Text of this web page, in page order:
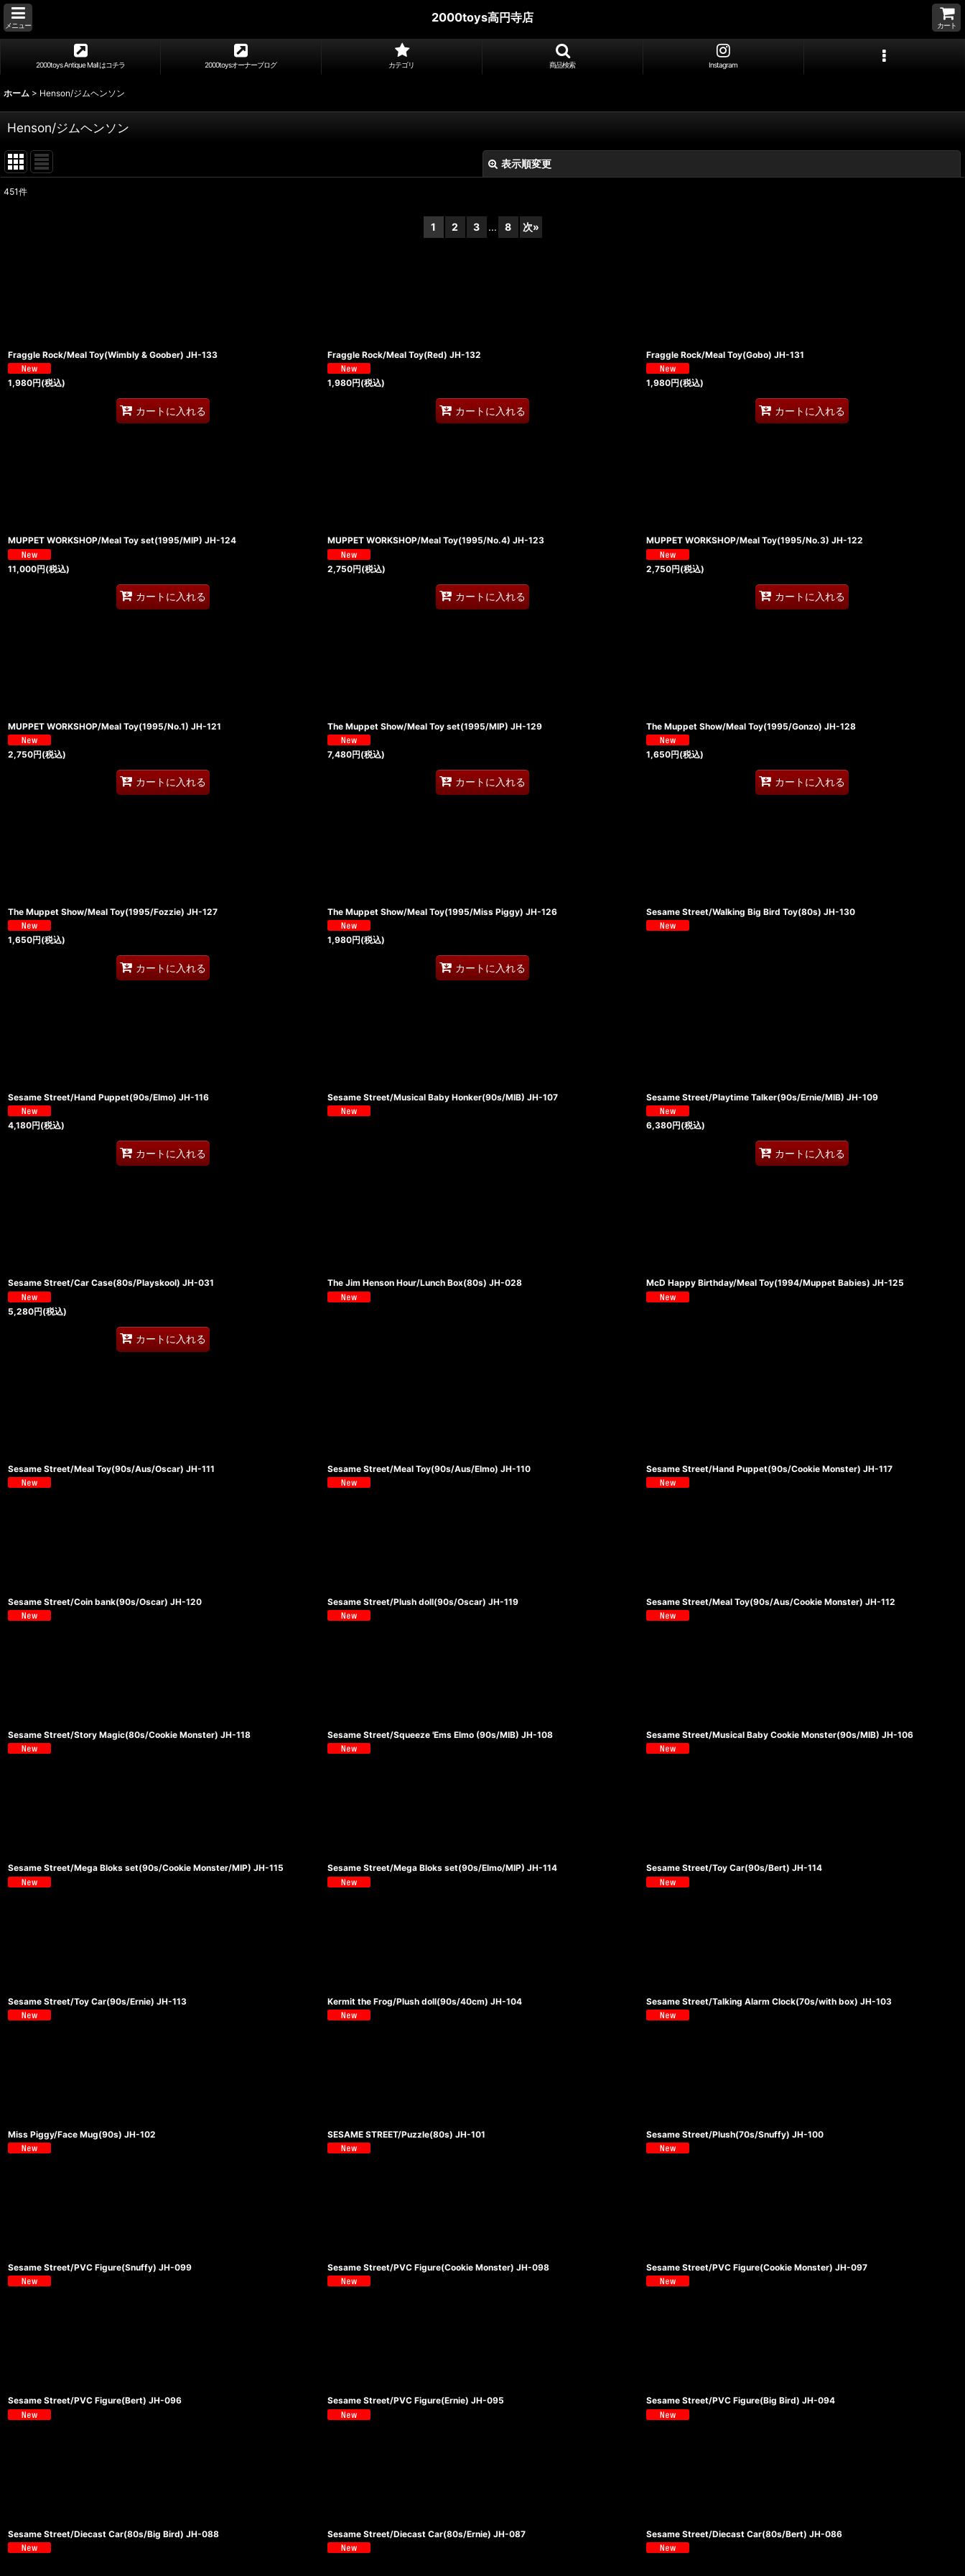
メニュー
2000toys高円寺店
カート
2000toys Antique Mall はコチラ 2000toysオーナーブログ カテゴリ 商品検索 Instagram
ホーム > Henson/ジムヘンソン
Henson/ジムヘンソン
表示順変更
451件
1 2 3 ... 8 次»
Fraggle Rock/Meal Toy(Wimbly & Goober) JH-133
1,980円(税込)
カートに入れる
Fraggle Rock/Meal Toy(Red) JH-132
1,980円(税込)
カートに入れる
Fraggle Rock/Meal Toy(Gobo) JH-131
1,980円(税込)
カートに入れる
MUPPET WORKSHOP/Meal Toy set(1995/MIP) JH-124
11,000円(税込)
カートに入れる
MUPPET WORKSHOP/Meal Toy(1995/No.4) JH-123
2,750円(税込)
カートに入れる
MUPPET WORKSHOP/Meal Toy(1995/No.3) JH-122
2,750円(税込)
カートに入れる
MUPPET WORKSHOP/Meal Toy(1995/No.1) JH-121
2,750円(税込)
カートに入れる
The Muppet Show/Meal Toy set(1995/MIP) JH-129
7,480円(税込)
カートに入れる
The Muppet Show/Meal Toy(1995/Gonzo) JH-128
1,650円(税込)
カートに入れる
The Muppet Show/Meal Toy(1995/Fozzie) JH-127
1,650円(税込)
カートに入れる
The Muppet Show/Meal Toy(1995/Miss Piggy) JH-126
1,980円(税込)
カートに入れる
Sesame Street/Walking Big Bird Toy(80s) JH-130
Sesame Street/Hand Puppet(90s/Elmo) JH-116
4,180円(税込)
カートに入れる
Sesame Street/Musical Baby Honker(90s/MIB) JH-107 Sesame Street/Playtime Talker(90s/Ernie/MIB) JH-109
6,380円(税込)
カートに入れる
Sesame Street/Car Case(80s/Playskool) JH-031
5,280円(税込)
カートに入れる
The Jim Henson Hour/Lunch Box(80s) JH-028 McD Happy Birthday/Meal Toy(1994/Muppet Babies) JH-125
Sesame Street/Meal Toy(90s/Aus/Oscar) JH-111 Sesame Street/Meal Toy(90s/Aus/Elmo) JH-110 Sesame Street/Hand Puppet(90s/Cookie Monster) JH-117
Sesame Street/Coin bank(90s/Oscar) JH-120 Sesame Street/Plush doll(90s/Oscar) JH-119 Sesame Street/Meal Toy(90s/Aus/Cookie Monster) JH-112
Sesame Street/Story Magic(80s/Cookie Monster) JH-118 Sesame Street/Squeeze 'Ems Elmo (90s/MIB) JH-108 Sesame Street/Musical Baby Cookie Monster(90s/MIB) JH-106
Sesame Street/Mega Bloks set(90s/Cookie Monster/MIP) JH-115 Sesame Street/Mega Bloks set(90s/Elmo/MIP) JH-114 Sesame Street/Toy Car(90s/Bert) JH-114
Sesame Street/Toy Car(90s/Ernie) JH-113 Kermit the Frog/Plush doll(90s/40cm) JH-104 Sesame Street/Talking Alarm Clock(70s/with box) JH-103
Miss Piggy/Face Mug(90s) JH-102 SESAME STREET/Puzzle(80s) JH-101 Sesame Street/Plush(70s/Snuffy) JH-100
Sesame Street/PVC Figure(Snuffy) JH-099 Sesame Street/PVC Figure(Cookie Monster) JH-098 Sesame Street/PVC Figure(Cookie Monster) JH-097
Sesame Street/PVC Figure(Bert) JH-096 Sesame Street/PVC Figure(Ernie) JH-095 Sesame Street/PVC Figure(Big Bird) JH-094
Sesame Street/Diecast Car(80s/Big Bird) JH-088 Sesame Street/Diecast Car(80s/Ernie) JH-087 Sesame Street/Diecast Car(80s/Bert) JH-086